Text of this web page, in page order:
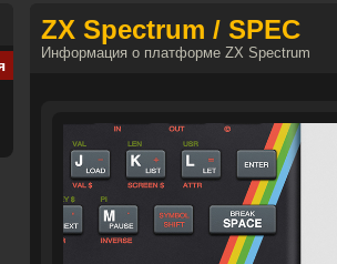
ZX Spectrum / SPEC
Информация о платформе ZX Spectrum